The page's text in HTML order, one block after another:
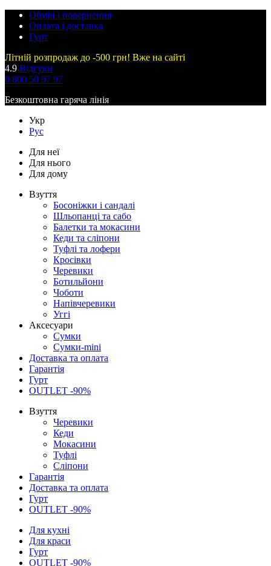
Обмін і повернення
Оплата і доставка
Гурт
Літній розпродаж до -500 грн! Вже на сайті
4.9 Відгуки
0 800 50 97 97
Безкоштовна гаряча лінія
Укр
Рус
Для неї
Для нього
Для дому
Взуття
Босоніжки і сандалі
Шльопанці та сабо
Балетки та мокасини
Кеди та сліпони
Туфлі та лофери
Кросівки
Черевики
Ботильйони
Чоботи
Напівчеревики
Уггі
Аксесуари
Сумки
Сумки-mini
Доставка та оплата
Гарантія
Гурт
OUTLET -90%
Взуття
Черевики
Кеди
Мокасини
Туфлі
Сліпони
Гарантія
Доставка та оплата
Гурт
OUTLET -90%
Для кухні
Для краси
Гурт
OUTLET -90%